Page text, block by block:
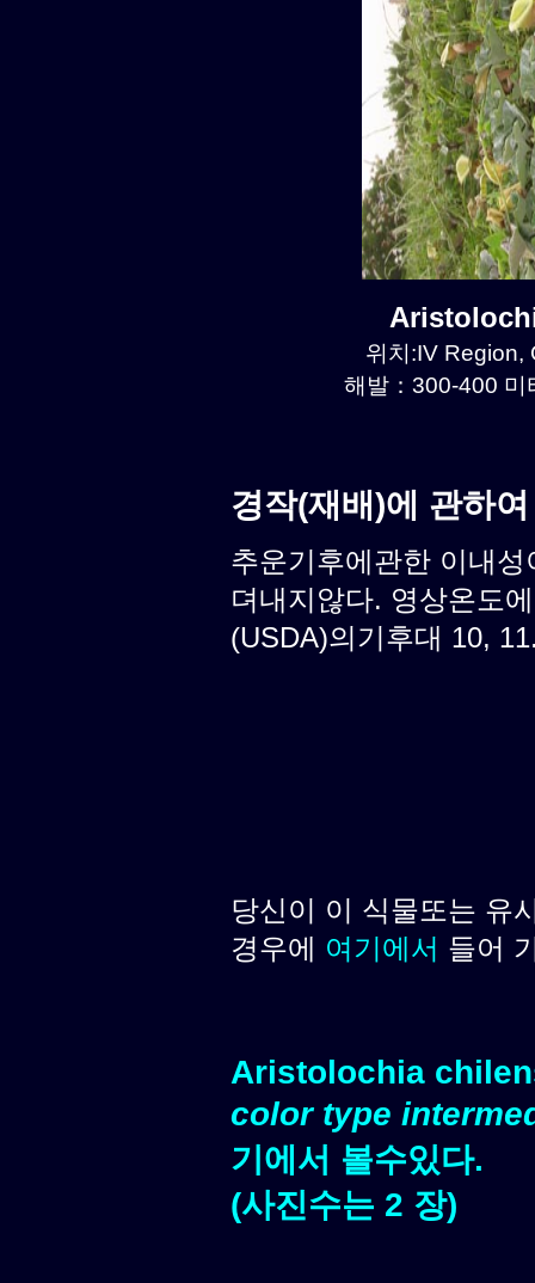
위치:IV Region,
해발：300-400 미
경작(재배)에 관하
추운기후에관한 이내
뎌내지않다. 영상온도
(USDA)의기후대 10,
당신이 이 식물또는 유
경우에 여기에서 들어
Aristolochia
color type
기에서 볼수있다.
(사진수는 2 장)